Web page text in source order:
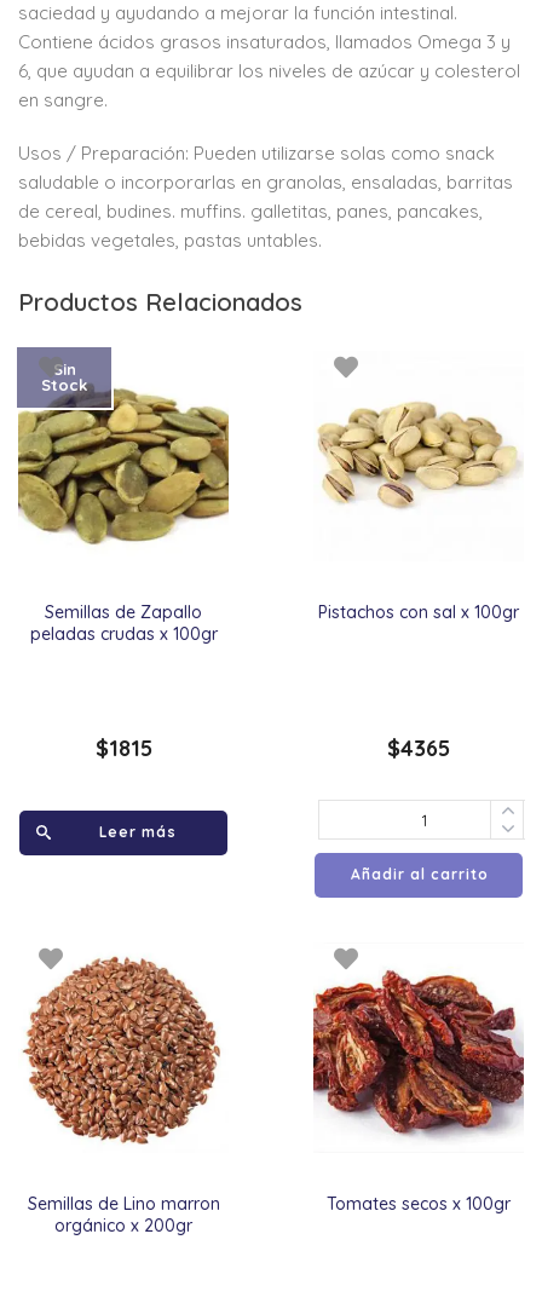
saciedad y ayudando a mejorar la función intestinal.
Contiene ácidos grasos insaturados, llamados Omega 3 y
6, que ayudan a equilibrar los niveles de azúcar y colesterol
en sangre.
Usos / Preparación: Pueden utilizarse solas como snack
saludable o incorporarlas en granolas, ensaladas, barritas
de cereal, budines. muffins. galletitas, panes, pancakes,
bebidas vegetales, pastas untables.
Productos Relacionados
Semillas de Zapallo
peladas crudas x 100gr
Sin
Stock
$1815
Leer más
Pistachos con sal x 100gr
$4365
Añadir al carrito
Semillas de Lino marron
orgánico x 200gr
Tomates secos x 100gr